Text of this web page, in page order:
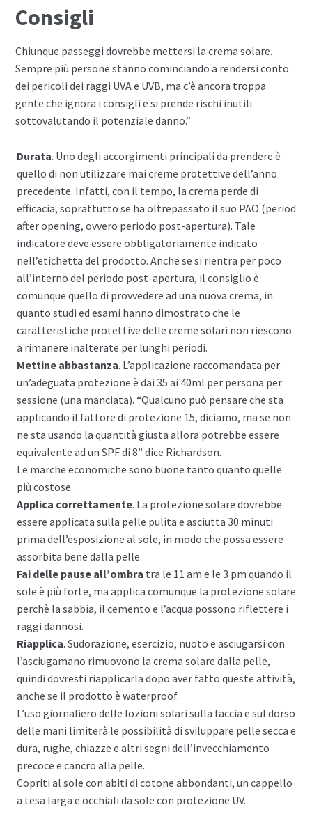
Consigli
Chiunque passeggi dovrebbe mettersi la crema solare.
Sempre più persone stanno cominciando a rendersi conto
dei pericoli dei raggi UVA e UVB, ma c’è ancora troppa
gente che ignora i consigli e si prende rischi inutili
sottovalutando il potenziale danno.”
Durata. Uno degli accorgimenti principali da prendere è
quello di non utilizzare mai creme protettive dell’anno
precedente. Infatti, con il tempo, la crema perde di
efficacia, soprattutto se ha oltrepassato il suo PAO (period
after opening, ovvero periodo post-apertura). Tale
indicatore deve essere obbligatoriamente indicato
nell’etichetta del prodotto. Anche se si rientra per poco
all’interno del periodo post-apertura, il consiglio è
comunque quello di provvedere ad una nuova crema, in
quanto studi ed esami hanno dimostrato che le
caratteristiche protettive delle creme solari non riescono
a rimanere inalterate per lunghi periodi.
Mettine abbastanza. L’applicazione raccomandata per
un’adeguata protezione è dai 35 ai 40ml per persona per
sessione (una manciata). “Qualcuno può pensare che sta
applicando il fattore di protezione 15, diciamo, ma se non
ne sta usando la quantità giusta allora potrebbe essere
equivalente ad un SPF di 8” dice Richardson.
Le marche economiche sono buone tanto quanto quelle
più costose.
Applica correttamente. La protezione solare dovrebbe
essere applicata sulla pelle pulita e asciutta 30 minuti
prima dell’esposizione al sole, in modo che possa essere
assorbita bene dalla pelle.
Fai delle pause all’ombra tra le 11 am e le 3 pm quando il
sole è più forte, ma applica comunque la protezione solare
perchè la sabbia, il cemento e l’acqua possono riflettere i
raggi dannosi.
Riapplica. Sudorazione, esercizio, nuoto e asciugarsi con
l’asciugamano rimuovono la crema solare dalla pelle,
quindi dovresti riapplicarla dopo aver fatto queste attività,
anche se il prodotto è waterproof.
L’uso giornaliero delle lozioni solari sulla faccia e sul dorso
delle mani limiterà le possibilità di sviluppare pelle secca e
dura, rughe, chiazze e altri segni dell’invecchiamento
precoce e cancro alla pelle.
Copriti al sole con abiti di cotone abbondanti, un cappello
a tesa larga e occhiali da sole con protezione UV.